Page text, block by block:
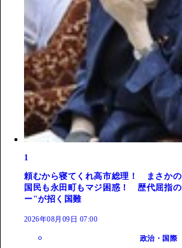
1
頼むから寝てくれ高市総理！ まさか
国民も永田町もマジ困惑！ 歴代屈指
ー"が招く国難
2026年08月09日 07:00
政治・国際